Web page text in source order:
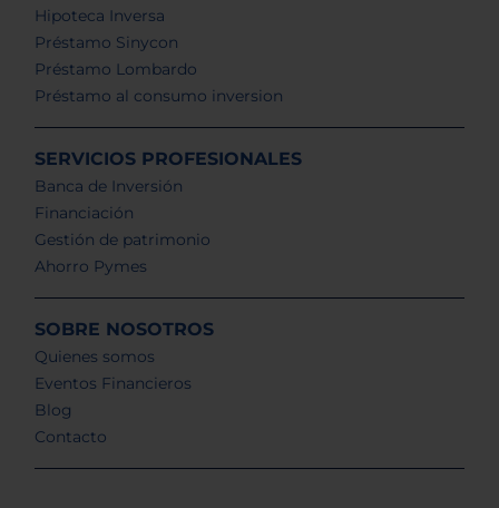
Hipoteca Inversa
Préstamo Sinycon
Préstamo Lombardo
Préstamo al consumo inversion
SERVICIOS PROFESIONALES
Banca de Inversión
Financiación
Gestión de patrimonio
Ahorro Pymes
SOBRE NOSOTROS
Quienes somos
Eventos Financieros
Blog
Contacto